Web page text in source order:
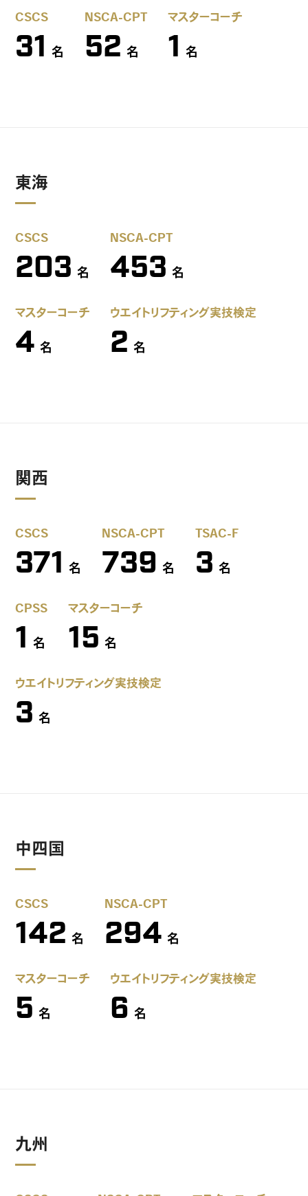
CSCS
31 名
NSCA-CPT
52 名
マスターコーチ
1 名
東海
CSCS
203 名
NSCA-CPT
453 名
マスターコーチ
4 名
ウエイトリフティング実技検定
2 名
関西
CSCS
371 名
NSCA-CPT
739 名
TSAC-F
3 名
CPSS
1 名
マスターコーチ
15 名
ウエイトリフティング実技検定
3 名
中四国
CSCS
142 名
NSCA-CPT
294 名
マスターコーチ
5 名
ウエイトリフティング実技検定
6 名
九州